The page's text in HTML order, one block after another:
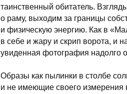
таинственный обитатель.
о раму, выходим за границы
и физическую энергию. Как в
в себе и жару и скрип ворота, и
увиденная фотография надолго
Образы как пылинки в столбе
и не имеющие своего измерения